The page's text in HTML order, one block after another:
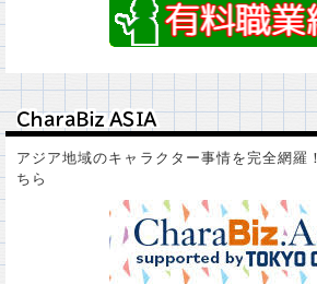
ＣｈａｒａＢｉｚ ＡＳＩＡ
ＣｈａｒａＢｉｚ ＡＳＩＡ
アジア地域のキャラクター事情を完全網羅
ちら